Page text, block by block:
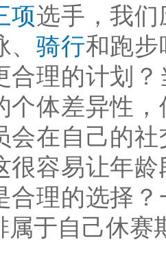
项选手，我
、骑行和跑步
合理的计划
个体差异性
会在自己的
很容易让年
合理的选择
属于自己休赛